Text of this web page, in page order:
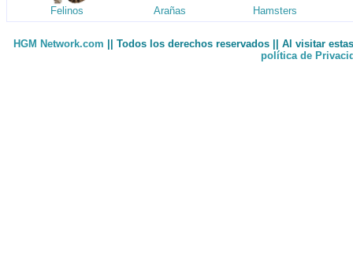
Felinos Arañas Hamsters
HGM Network.com || Todos los derechos reservados || Al visitar
política de